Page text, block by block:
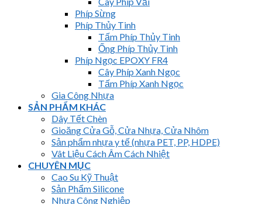
Phíp Sừng
Phíp Thủy Tinh
Tấm Phíp Thủy Tinh
Ống Phíp Thủy Tinh
Phíp Ngọc EPOXY FR4
Cây Phíp Xanh Ngọc
Tấm Phíp Xanh Ngọc
Gia Công Nhựa
SẢN PHẨM KHÁC
Dây Tết Chèn
Gioăng Cửa Gỗ, Cửa Nhựa, Cửa Nhôm
Sản phẩm nhựa y tế (nhựa PET, PP, HDPE)
Vât Liệu Cách Âm Cách Nhiệt
CHUYÊN MỤC
Cao Su Kỹ Thuật
Sản Phẩm Silicone
Nhựa Công Nghiệp